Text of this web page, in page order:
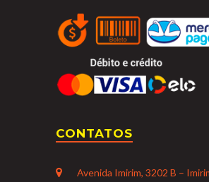
CONTATOS
Avenida Imirim, 3202 B –